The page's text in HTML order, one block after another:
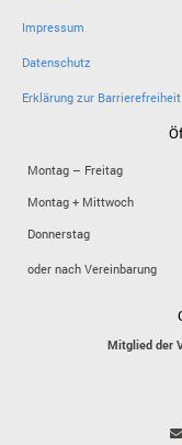
Impressum
Datenschutz
Erklärung zur Barrierefreiheit
Montag – Freitag
Montag + Mittwoch
Donnerstag
oder nach Vereinbarung
Mitglied der